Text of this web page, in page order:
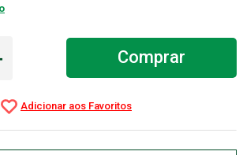
Comprar